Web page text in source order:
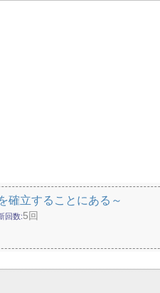
確立することにある～
回数 5回